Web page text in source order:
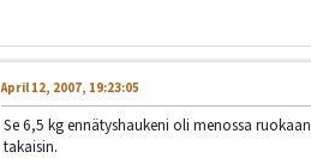
April 12, 2007, 19:23:05
Se 6,5 kg ennätyshaukeni oli menossa
takaisin.